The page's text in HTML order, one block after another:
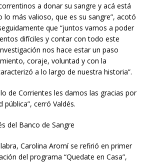
a donar su sangre y acá está
lo más valioso, que es su sangre”, acotó
que “juntos vamos a poder
difíciles y contar con todo este
nos hace estar un paso
coraje, voluntad y con la
a lo largo de nuestra historia”.
de Corrientes les damos las gracias por
cerró Valdés.
del Banco de Sangre
Carolina Aromí se refirió en primer
del programa “Quedate en Casa”,